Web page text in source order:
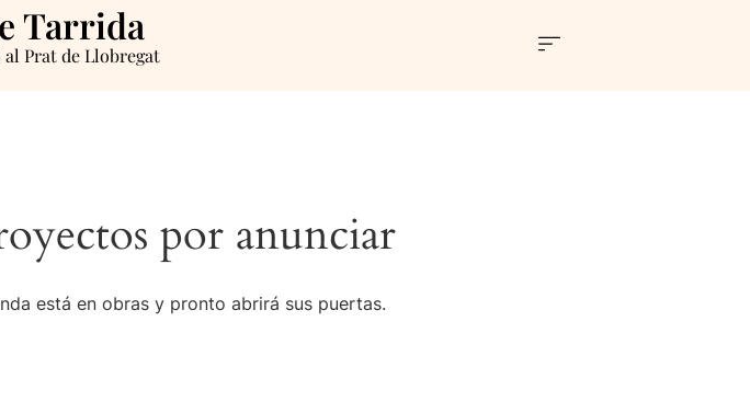
Tarrida
Prat de Llobregat
por anunciar
está en obras y pronto abrirá sus puertas.